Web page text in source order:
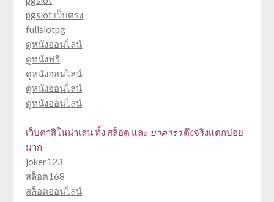
pgslot เว็บตรง
fullslotpg
ดูหนังออนไลน์
ดูหนังฟรี
ดูหนังออนไลน์
ดูหนังออนไลน์
ดูหนังออนไลน์
เว็บคาสิโนน่าเล่น ทั้ง สล็อต และ บาคาร่าตึงจริงแตกบ่อย
มาก
joker123
สล็อต168
สล็อตออนไลน์